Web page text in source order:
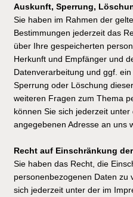
Auskunft, Sperrung,
Sie haben im Rahmen der
Bestimmungen jederzeit das
über Ihre gespeicherten
Herkunft und Empfänger und
Datenverarbeitung und ggf. ein
Sperrung oder Löschung
weiteren Fragen zum Thema
können Sie sich jederzeit
angegebenen Adresse an uns
Recht auf Einschränkung
Sie haben das Recht, die
personenbezogenen Daten zu
sich jederzeit unter der im